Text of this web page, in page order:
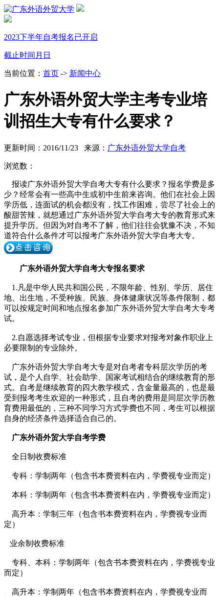
2023下半年自考报名已开启
截止时间 月 日
当前位置： 首页 -> 新闻中心
广东外语外贸大学主考专业培
训招生大专有什么要求？
更新时间：2016/11/23 来源： 广东外语外贸大学自考
浏览数：
报读广东外语外贸大学自考大专有什么要求？报名学费是多
少？经常会有一些高中生或初中生前来咨询。他们在社会上因
学历低，连面试的机会都没有，找工作困难，尝尽了社会上的
酸甜苦辣，就想通过广东外语外贸大学自考大专的教育形式来
提升学历。但因为对自考不了解，他们往往会犹豫不决，不知
道符合什么条件才可以报考广东外语外贸大学自考大专。
广东外语外贸大学自考大专报名要求
1.凡是中华人民共和国公民，不限年龄、性别、学历、居住
地、出生地 ，不受种族、民族、身体健康状况等条件限制，都
可以按规定时间和地点报名参加广东外语外贸大学自考大专考
试。
2.自愿选择考试专业，但根据专业要求对报考对象作职业上
必要限制的专业除外。
广东外语外贸大学自考大专是对自考者专科层次学历的考
试，是个人自学、社会助学、国家考试相结合的继续教育的形
式。自考是继续教育的四大教学模式， 含金量最高的，也是最
受到报考考生欢迎的一种形式 ，且自考的费用是同层次学历教
育费用最低的，三种不同学习方式学费也不同，考生可以根据
自身的经济条件选择适合自己的。
广东外语外贸大学自考学费
全日制收费标准
专科： 学制两年（包含书本费资料在内，学费视专业而定）
本科： 学制两年（包含书本费资料在内，学费视专业而定）
高升本： 学制三年（包含书本费资料在内，学费视专业而
定）
业余制收费标准
专科、本科： 学制两年（包含书本费资料在内，学费视专业
而定）
高升本： 学制两年（包含书本费资料在内，学费视专业而